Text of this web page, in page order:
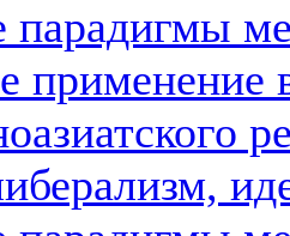
парадигмы
применение